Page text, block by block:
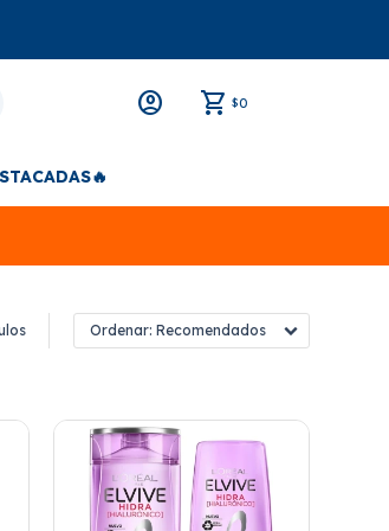
$0
Recomendados